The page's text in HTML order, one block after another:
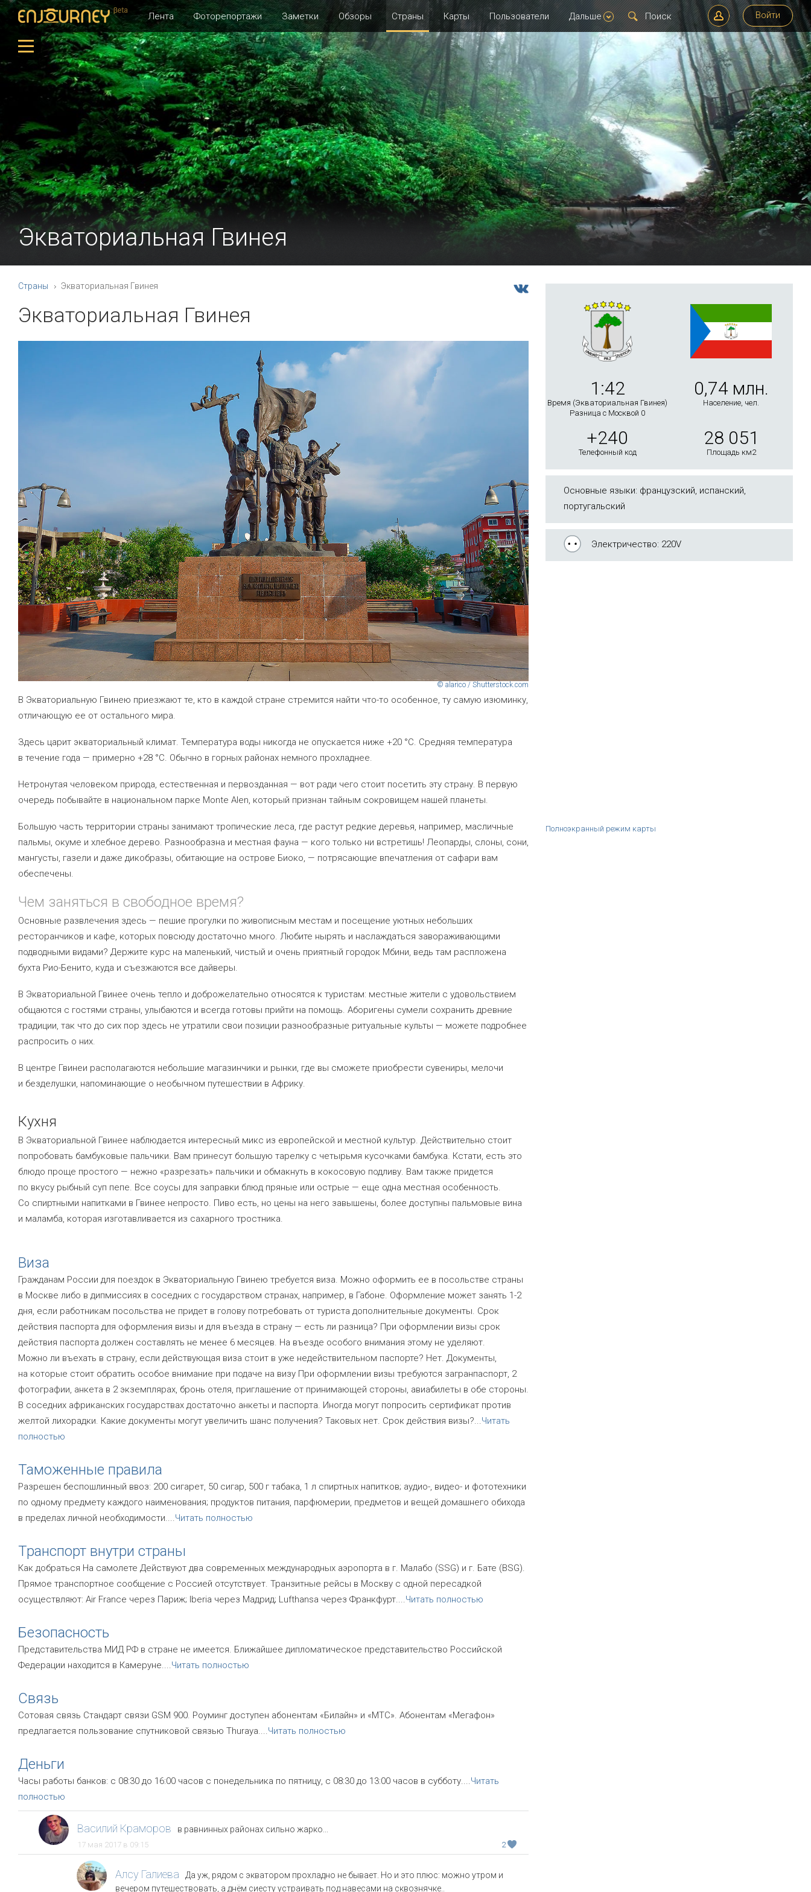
Войти
Лента Фоторепортажи Заметки Обзоры Страны Карты Пользователи Дальше
Экваториальная Гвинея
1:42
Время (Экваториальная Гвинея)
Разница с Москвой 0
0,74 млн.
Население, чел.
+240
Телефонный код
28 051
Площадь км2
Основные языки: французский, испанский,
португальский
Электричество: 220V
Полноэкранный режим карты
Страны Экваториальная Гвинея
Экваториальная Гвинея
© alarico / Shutterstock.com
В Экваториальную Гвинею приезжают те, кто в каждой стране стремится найти что-то особенное, ту самую изюминку,
отличающую ее от остального мира.
Здесь царит экваториальный климат. Температура воды никогда не опускается ниже +20 °C. Средняя температура
в течение года — примерно +28 °C. Обычно в горных районах немного прохладнее.
Нетронутая человеком природа, естественная и первозданная — вот ради чего стоит посетить эту страну. В первую
очередь побывайте в национальном парке Monte Alen, который признан тайным сокровищем нашей планеты.
Большую часть территории страны занимают тропические леса, где растут редкие деревья, например, масличные
пальмы, окуме и хлебное дерево. Разнообразна и местная фауна — кого только ни встретишь! Леопарды, слоны, сони,
мангусты, газели и даже дикобразы, обитающие на острове Биоко, — потрясающие впечатления от сафари вам
обеспечены.
Чем заняться в свободное время?
Основные развлечения здесь — пешие прогулки по живописным местам и посещение уютных небольших
ресторанчиков и кафе, которых повсюду достаточно много. Любите нырять и наслаждаться завораживающими
подводными видами? Держите курс на маленький, чистый и очень приятный городок Мбини, ведь там распложена
бухта Рио-Бенито, куда и съезжаются все дайверы.
В Экваториальной Гвинее очень тепло и доброжелательно относятся к туристам: местные жители с удовольствием
общаются с гостями страны, улыбаются и всегда готовы прийти на помощь. Аборигены сумели сохранить древние
традиции, так что до сих пор здесь не утратили свои позиции разнообразные ритуальные культы — можете подробнее
распросить о них.
В центре Гвинеи располагаются небольшие магазинчики и рынки, где вы сможете приобрести сувениры, мелочи
и безделушки, напоминающие о необычном путешествии в Африку.
Кухня
В Экваториальной Гвинее наблюдается интересный микс из европейской и местной культур. Действительно стоит
попробовать бамбуковые пальчики. Вам принесут большую тарелку с четырьмя кусочками бамбука. Кстати, есть это
блюдо проще простого — нежно «разрезать» пальчики и обмакнуть в кокосовую подливу. Вам также придется
по вкусу рыбный суп пепе. Все соусы для заправки блюд пряные или острые — еще одна местная особенность.
Со спиртными напитками в Гвинее непросто. Пиво есть, но цены на него завышены, более доступны пальмовые вина
и маламба, которая изготавливается из сахарного тростника.
Виза
Гражданам России для поездок в Экваториальную Гвинею требуется виза. Можно оформить ее в посольстве страны
в Москве либо в дипмиссиях в соседних с государством странах, например, в Габоне. Оформление может занять 1-2
дня, если работникам посольства не придет в голову потребовать от туриста дополнительные документы. Срок
действия паспорта для оформления визы и для въезда в страну — есть ли разница? При оформлении визы срок
действия паспорта должен составлять не менее 6 месяцев. На въезде особого внимания этому не уделяют.
Можно ли въехать в страну, если действующая виза стоит в уже недействительном паспорте? Нет. Документы,
на которые стоит обратить особое внимание при подаче на визу При оформлении визы требуются загранпаспорт, 2
фотографии, анкета в 2 экземплярах, бронь отеля, приглашение от принимающей стороны, авиабилеты в обе стороны.
В соседних африканских государствах достаточно анкеты и паспорта. Иногда могут попросить сертификат против
желтой лихорадки. Какие документы могут увеличить шанс получения? Таковых нет. Срок действия визы?...Читать
полностью
Таможенные правила
Разрешен беспошлинный ввоз: 200 сигарет, 50 сигар, 500 г табака, 1 л спиртных напитков; аудио-, видео- и фототехники
по одному предмету каждого наименования; продуктов питания, парфюмерии, предметов и вещей домашнего обихода
в пределах личной необходимости....Читать полностью
Транспорт внутри страны
Как добраться На самолете Действуют два современных международных аэропорта в г. Малабо (SSG) и г. Бате (BSG).
Прямое транспортное сообщение с Россией отсутствует. Транзитные рейсы в Москву с одной пересадкой
осуществляют: Air France через Париж; Iberia через Мадрид; Lufthansa через Франкфурт....Читать полностью
Безопасность
Представительства МИД РФ в стране не имеется. Ближайшее дипломатическое представительство Российской
Федерации находится в Камеруне....Читать полностью
Связь
Сотовая связь Стандарт связи GSM 900. Роуминг доступен абонентам «Билайн» и «МТС». Абонентам «Мегафон»
предлагается пользование спутниковой связью Thuraya....Читать полностью
Деньги
Часы работы банков: с 08:30 до 16:00 часов с понедельника по пятницу, с 08:30 до 13:00 часов в субботу....Читать
полностью
Василий Краморов в равнинных районах сильно жарко...
17 мая 2017 в 09:15 2
Алсу Галиева
Да уж, рядом с экватором прохладно не бывает. Но и это плюс: можно утром и
вечером путешествовать, а днём сиесту устраивать под навесами на сквознячке..